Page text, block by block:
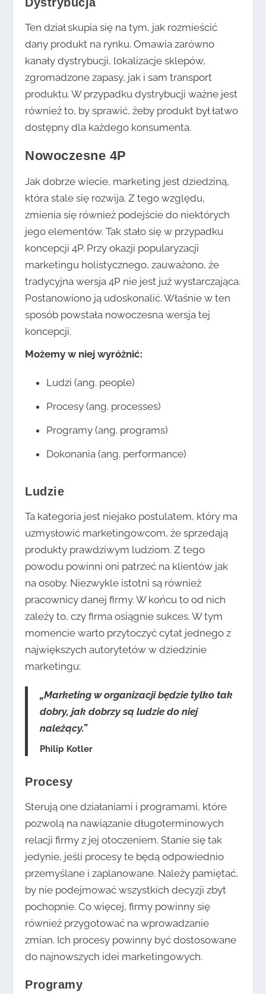
Dystrybucja
Ten dział skupia się na tym, jak rozmieścić
dany produkt na rynku. Omawia zarówno
kanały dystrybucji, lokalizacje sklepów,
zgromadzone zapasy, jak i sam transport
produktu. W przypadku dystrybucji ważne jest
również to, by sprawić, żeby produkt był łatwo
dostępny dla każdego konsumenta.
Nowoczesne 4P
Jak dobrze wiecie, marketing jest dziedziną,
która stale się rozwija. Z tego względu,
zmienia się również podejście do niektórych
jego elementów. Tak stało się w przypadku
koncepcji 4P. Przy okazji popularyzacji
marketingu holistycznego, zauważono, że
tradycyjna wersja 4P nie jest już wystarczająca.
Postanowiono ją udoskonalić. Właśnie w ten
sposób powstała nowoczesna wersja tej
koncepcji.
Możemy w niej wyróżnić:
Ludzi (ang. people)
Procesy (ang. processes)
Programy (ang. programs)
Dokonania (ang. performance)
Ludzie
Ta kategoria jest niejako postulatem, który ma
uzmysłowić marketingowcom, że sprzedają
produkty prawdziwym ludziom. Z tego
powodu powinni oni patrzeć na klientów jak
na osoby. Niezwykle istotni są również
pracownicy danej firmy. W końcu to od nich
zależy to, czy firma osiągnie sukces. W tym
momencie warto przytoczyć cytat jednego z
największych autorytetów w dziedzinie
marketingu:
„Marketing w organizacji będzie tylko tak
dobry, jak dobrzy są ludzie do niej
należący.”
Philip Kotler
Procesy
Sterują one działaniami i programami, które
pozwolą na nawiązanie długoterminowych
relacji firmy z jej otoczeniem. Stanie się tak
jedynie, jeśli procesy te będą odpowiednio
przemyślane i zaplanowane. Należy pamiętać,
by nie podejmować wszystkich decyzji zbyt
pochopnie. Co więcej, firmy powinny się
również przygotować na wprowadzanie
zmian. Ich procesy powinny być dostosowane
do najnowszych idei marketingowych.
Programy